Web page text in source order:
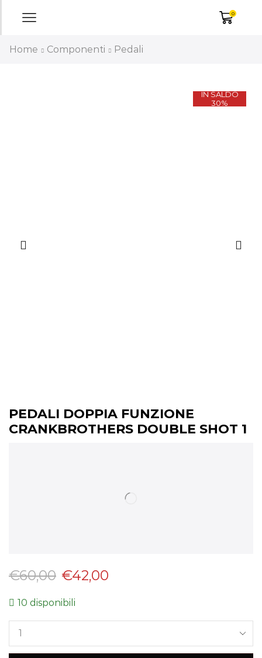
0
Home Componenti Pedali
IN SALDO
30%
PEDALI DOPPIA FUNZIONE
CRANKBROTHERS DOUBLE SHOT 1
€60,00 €42,00
10 disponibili